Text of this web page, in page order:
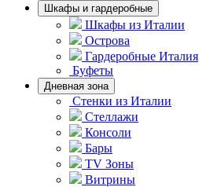
Шкафы и гардеробные
Шкафы из Италии
Острова
Гардеробные Италия
Буфеты
Дневная зона
Стенки из Италии
Стеллажи
Консоли
Бары
TV Зоны
Витрины